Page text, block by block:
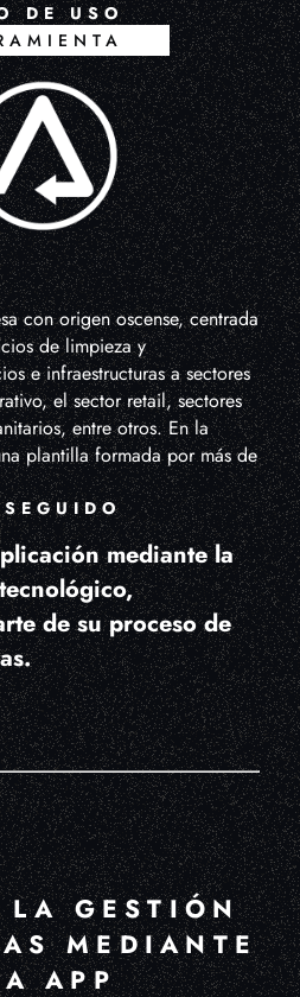
DE USO
con origen oscense, centrada
de limpieza y
e infraestructuras a sectores
el sector retail, sectores
entre otros. En la
plantilla formada por más de
mediante la
de su proceso de
LA GESTIÓN
MEDIANTE
APP